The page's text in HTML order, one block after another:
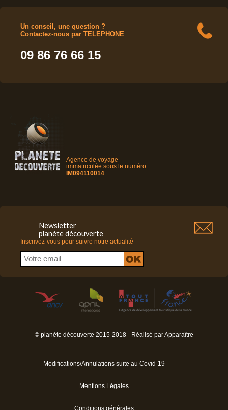
Un conseil, une question ?
Contactez-nous par TELEPHONE
09 86 76 66 15
Agence de voyage
immatriculée sous le numéro:
IM094110014
Newsletter
planète découverte
Inscrivez-vous pour suivre notre actualité
© planète découverte 2015-2018 - Réalisé parApparaître
Modifications/Annulations suite au Covid-19
Mentions Légales
Conditions générales